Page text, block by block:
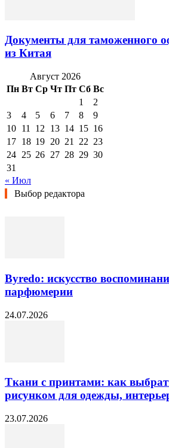
Документы для таможенного
из Китая
Август 2026
Пн Вт Ср Чт Пт Сб Вс
1
2
3
4 5 6 7 8
9
10 11 12 13 14 15 16
17 18 19 20 21 22 23
24 25 26 27 28 29 30
31
« Июл
Выбор редактора
Byredo: искусство
парфюмерии
24.07.2026
Ткани с принтами: как
рисунком для одежды,
23.07.2026